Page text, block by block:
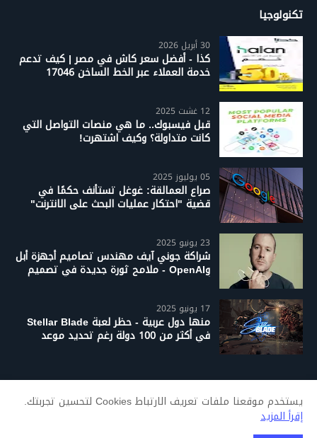
تكنولوجيا
30 أبريل 2026
كذا - أفضل سعر كاش في مصر | كيف تدعم
خدمة العملاء عبر الخط الساخن 17046
12 غشت 2025
قبل فيسبوك.. ما هي منصات التواصل التي
كانت متداولة؟ وكيف اشتهرت!
05 يوليوز 2025
صراع العمالقة: غوغل تستأنف حكمًا في
قضية "احتكار عمليات البحث على الانترنت"
23 يونيو 2025
شراكة جوني آيف مهندس تصاميم أجهزة أبل
وOpenAI - ملامح ثورة جديدة في تصميم
أجهزة الذكاء الاصطناعي
17 يونيو 2025
منها دول عربية - حظر لعبة Stellar Blade
في أكثر من 100 دولة رغم تحديد موعد
إصدارها
الرئيسية سياسة الخصوصية إتفاقية الإستخدام اتصل بنا يستخدم موقعنا ملفات تعريف الارتباط Cookies لتحسين تجربتك.
إقرأ المزيد